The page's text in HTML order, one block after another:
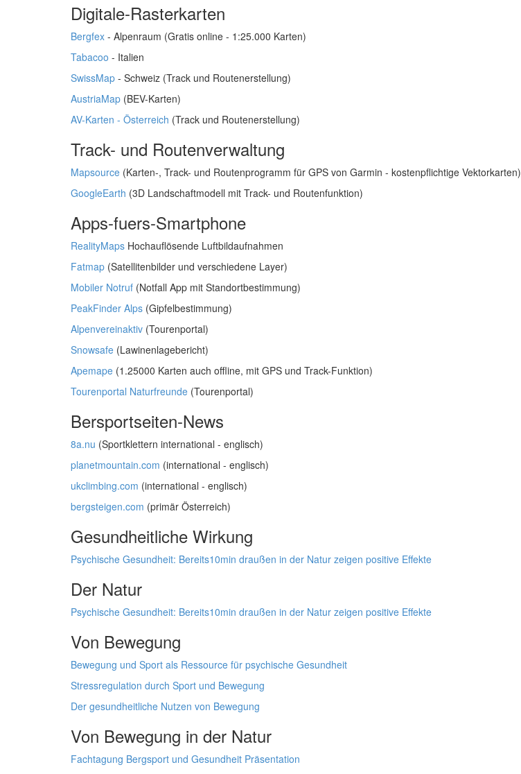
Digitale-Rasterkarten
Bergfex - Alpenraum (Gratis online - 1:25.000 Karten)
Tabacoo - Italien
SwissMap - Schweiz (Track und Routenerstellung)
AustriaMap (BEV-Karten)
AV-Karten - Österreich (Track und Routenerstellung)
Track- und Routenverwaltung
Mapsource (Karten-, Track- und Routenprogramm für GPS von Garmin - kostenpflichtige Vektorkarten)
GoogleEarth (3D Landschaftmodell mit Track- und Routenfunktion)
Apps-fuers-Smartphone
RealityMaps Hochauflösende Luftbildaufnahmen
Fatmap (Satellitenbilder und verschiedene Layer)
Mobiler Notruf (Notfall App mit Standortbestimmung)
PeakFinder Alps (Gipfelbestimmung)
Alpenvereinaktiv (Tourenportal)
Snowsafe (Lawinenlagebericht)
Apemape (1.25000 Karten auch offline, mit GPS und Track-Funktion)
Tourenportal Naturfreunde (Tourenportal)
Bersportseiten-News
8a.nu (Sportklettern international - englisch)
planetmountain.com (international - englisch)
ukclimbing.com (international - englisch)
bergsteigen.com (primär Österreich)
Gesundheitliche Wirkung
Psychische Gesundheit: Bereits10min draußen in der Natur zeigen positive Effekte
Der Natur
Psychische Gesundheit: Bereits10min draußen in der Natur zeigen positive Effekte
Von Bewegung
Bewegung und Sport als Ressource für psychische Gesundheit
Stressregulation durch Sport und Bewegung
Der gesundheitliche Nutzen von Bewegung
Von Bewegung in der Natur
Fachtagung Bergsport und Gesundheit Präsentation